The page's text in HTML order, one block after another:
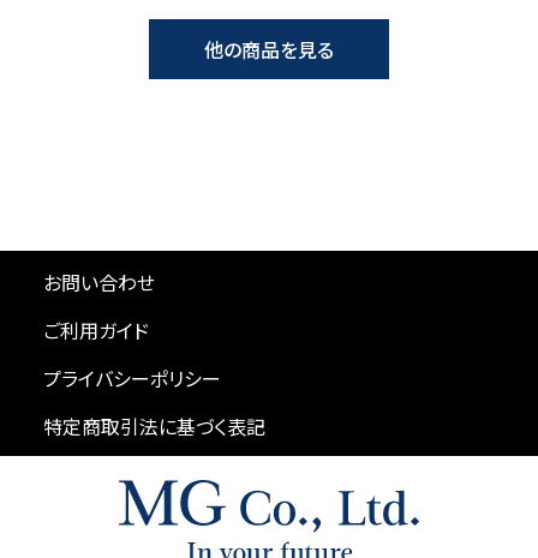
他の商品を見る
お問い合わせ
ご利用ガイド
プライバシーポリシー
特定商取引法に基づく表記